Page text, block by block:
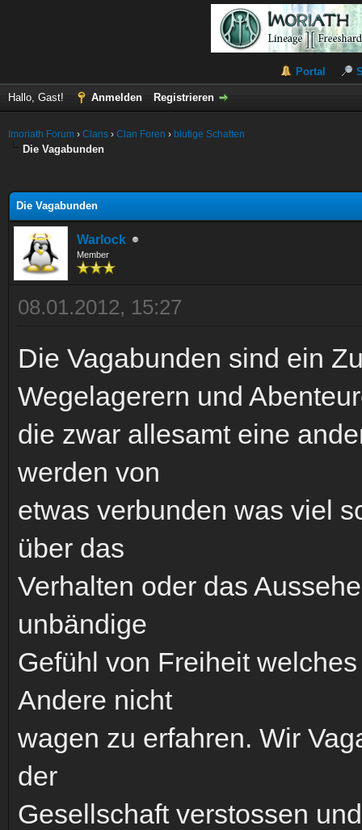
Portal
Hallo, Gast! Anmelden Registrieren
Imoriath Forum › Clans › Clan Foren › blutige Schatten
Die Vagabunden
Die Vagabunden
Warlock
Member
08.01.2012, 15:27
Die Vagabunden sind ein
Wegelagerern und
die zwar allesamt eine
werden von
etwas verbunden was viel
über das
Verhalten oder das
unbändige
Gefühl von Freiheit
Andere nicht
wagen zu erfahren. Wir
der
Gesellschaft verstossen